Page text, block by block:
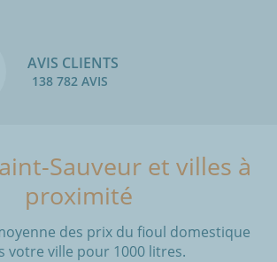
AVIS CLIENTS
138 782 AVIS
Sauveur et villes à
proximité
des prix du fioul domestique
votre ville pour 1000 litres.